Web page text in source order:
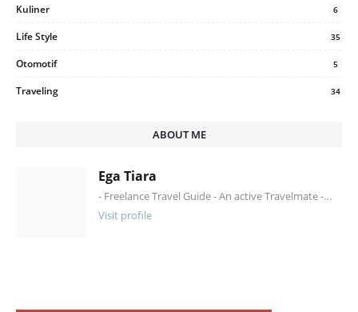
Kuliner 6
Life Style 35
Otomotif 5
Traveling 34
ABOUT ME
Ega Tiara
- Freelance Travel Guide - An active Travelmate -…
Visit profile